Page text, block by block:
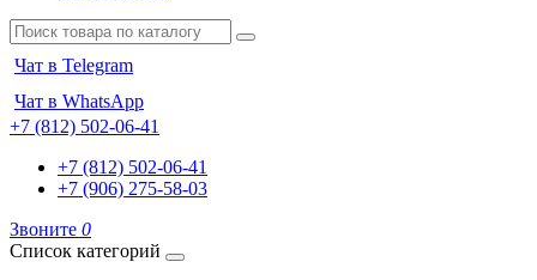
Чат в Telegram
Чат в WhatsApp
+7 (812) 502-06-41
+7 (812) 502-06-41
+7 (906) 275-58-03
Звоните 0
Список категорий